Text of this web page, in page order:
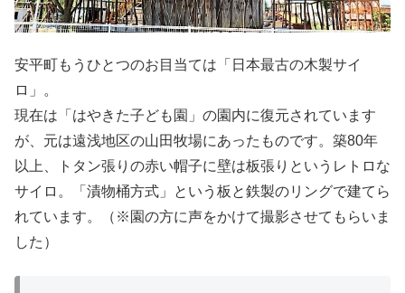
安平町もうひとつのお目当ては「日本最古の木製サイ
ロ」。
現在は「はやきた子ども園」の園内に復元されています
が、元は遠浅地区の山田牧場にあったものです。築80年
以上、トタン張りの赤い帽子に壁は板張りというレトロな
サイロ。「漬物桶方式」という板と鉄製のリングで建てら
れています。（※園の方に声をかけて撮影させてもらいま
した）